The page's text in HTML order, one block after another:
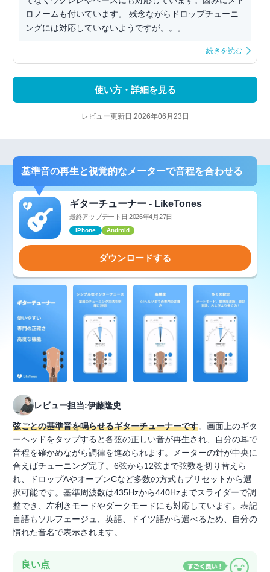
ロノームも付いています。 残念ながらドロップチューニ
ングには対応していないようですが。。。
続きを読む
使い方・詳細を見る
レビュー更新日:2026年06月23日
基準音の再生と視覚的なメーターで音程を合わせる
ギターチューナー - LikeTones
最終アップデート日:2026年4月27日
iPhone Android
ダウンロードする
レビュー担当:伊藤隆史
弦ごとの基準音を鳴らせるギターチューナーです。画面上のギタ
ーヘッドをタップすると各弦の正しい音が再生され、自分の耳で
音程を確かめながら調律を進められます。メーターの針が中央に
合えばチューニング完了。6弦から12弦まで弦数を切り替えら
れ、ドロップAやオープンCなど多数の方式もプリセットから選
択可能です。基準周波数は435Hzから440Hzまでスライダーで調
整でき、左利きモードやダークモードにも対応しています。表記
言語もソルフェージュ、英語、ドイツ語から選べるため、自分の
慣れた音名で表示されます。
良い点